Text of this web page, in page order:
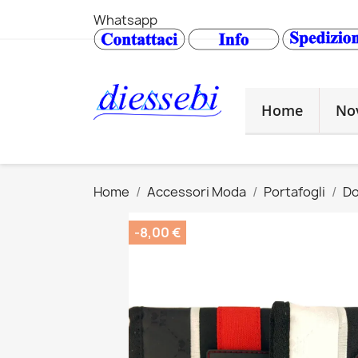
Whatsapp
Home
Home Accessori Moda Portafogli
-8,00 €